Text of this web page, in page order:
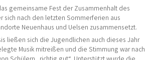
gemeinsame Fest der Zusammenhalt des
sich nach den letzten Sommerferien aus
Neuenhaus und Uelsen zusammensetzt.
ließen sich die Jugendlichen auch dieses Jahr
Musik mitreißen und die Stimmung war nach